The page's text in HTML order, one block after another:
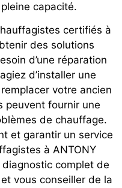
capacité.
certifiés à
des solutions
d’une réparation
d’installer une
votre ancien
peuvent fournir une
de chauffage.
et garantir un service
à ANTONY
complet de
vous conseiller de la